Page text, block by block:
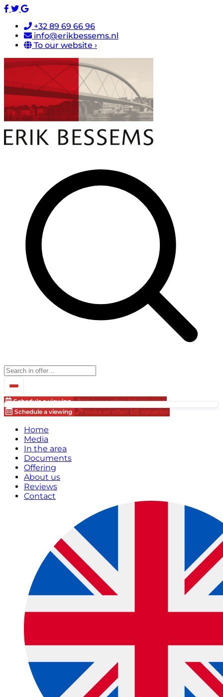
+32 89 69 66 96
info@erikbessems.nl
To our website ›
Schedule a viewing Make an offer!
Valuation
Schedule a viewing
Make an offer! Valuation
Home
Media
In the area
Documents
Offering
About us
Reviews
Contact